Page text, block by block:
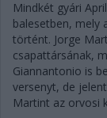
Mindkét gyári
balesetben, mely
történt. Jorge
csapattársának,
Giannantonio is
versenyt, de
Martint az orvosi